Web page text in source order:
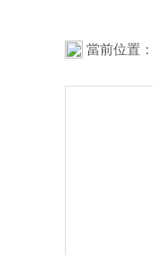
當前位置：